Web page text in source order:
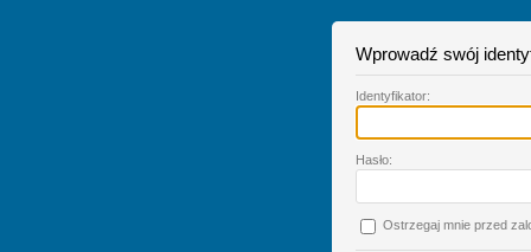
Wprowadź swój
Identyfikator:
Hasło:
Ostrzegaj mnie przed